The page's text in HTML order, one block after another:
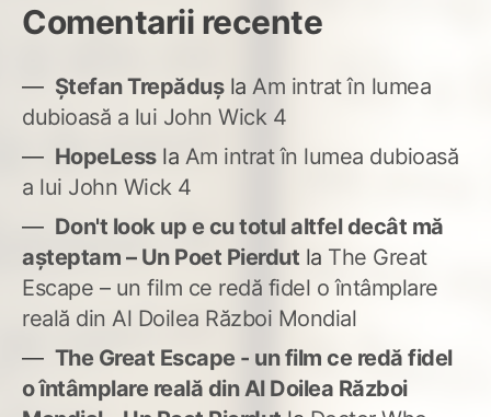
Comentarii recente
Ștefan Trepădușla Am intrat în lumea
dubioasă a lui John Wick 4
HopeLessla Am intrat în lumea dubioasă
a lui John Wick 4
Don't look up e cu totul altfel decât mă
așteptam – Un Poet Pierdut la The Great
Escape – un film ce redă fidel o întâmplare
reală din Al Doilea Război Mondial
The Great Escape - un film ce redă fidel
o întâmplare reală din Al Doilea Război